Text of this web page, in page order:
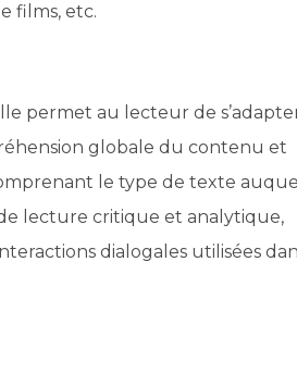
films, etc.
permet au lecteur de
globale du contenu et
le type de texte
lecture critique et analytique,
dialogales utilisées